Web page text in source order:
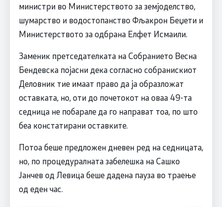
министри во Министерството за земјоделство,
шумарство и водостопанство Фљакрон Беџети и
Министерството за одбрана Елфет Исмаили.
Заменик претседателката на Собранието Весна
Бендевска појасни дека согласно собранискиот
Деловник тие имаат право да ја образложат
оставката, но, оти до почетокот на оваа 49-та
седница не побарале да го направат тоа, по што
беа констатирани оставките.
Потоа беше предложен дневен ред на седницата,
но, по процедуралната забелешка на Сашко
Јанчев од Левица беше дадена пауза во траење
од еден час.